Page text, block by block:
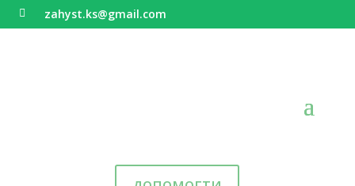
 zahyst.ks@gmail.com